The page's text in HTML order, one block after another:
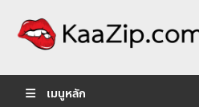
เมนูหลัก